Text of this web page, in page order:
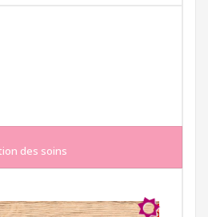
des soins